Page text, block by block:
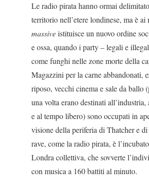
Le radio pirata hanno ormai
territorio nell’etere londinese, ma è ai
massiveistituisce un nuovo ordine
e ossa, quando i party – legali e
co­me funghi nelle zone morte della
Magazzi­ni per la carne abbandonati,
riposo, vecchi cinema e sale da ballo
una volta erano de­stinati all’industria,
e al tempo libero) sono occupati in
visione della peri­feria di Thatcher e
rave, come la radio pirata, è
Londra collettiva, che sovverte
con musica a 160 battiti al minuto.